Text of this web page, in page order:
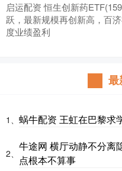
启运配资 恒生创新药
跃，最新规模再创新高，百
度业绩盈利
最
1、 蜗牛配资 王虹在巴黎求
2、
牛途网 横厅动静不分离
点根本不算事